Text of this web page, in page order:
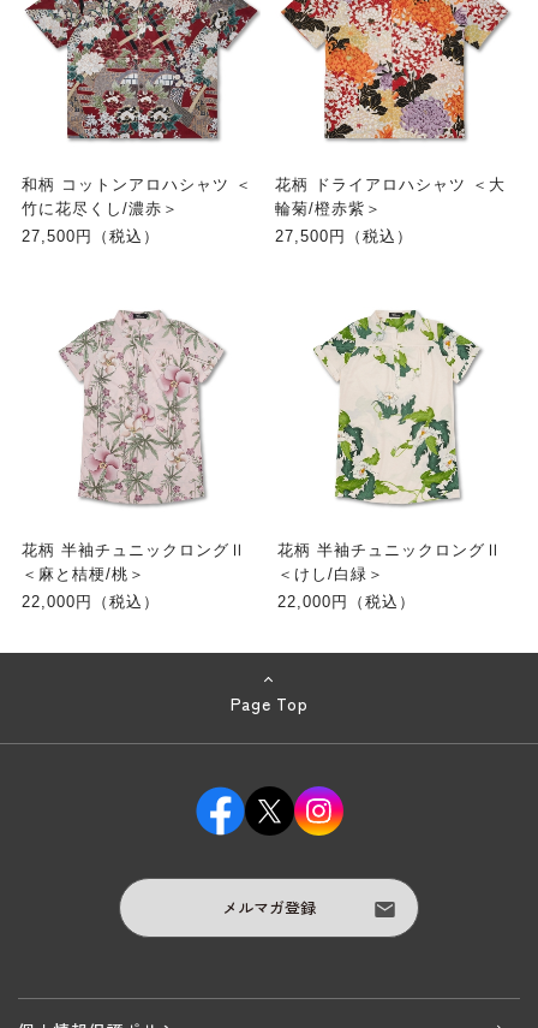
和柄 コットンアロハシャツ ＜
竹に花尽くし/濃赤＞
27,500円（税込）
花柄 ドライアロハシャツ ＜大
輪菊/橙赤紫＞
27,500円（税込）
花柄 半袖チュニックロングⅡ
＜麻と桔梗/桃＞
22,000円（税込）
花柄 半袖チュニックロングⅡ
＜けし/白緑＞
22,000円（税込）
Page Top
メルマガ登録